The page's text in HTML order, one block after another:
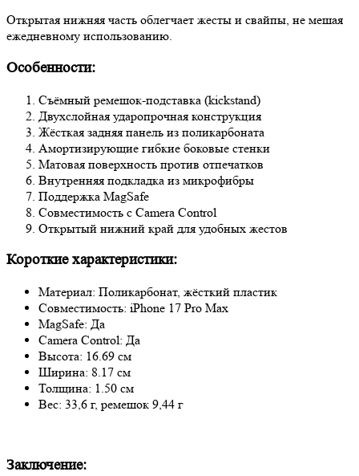
Открытая нижняя часть облегчает жесты и свайпы, не мешая
ежедневному использованию.
Особенности:
Съёмный ремешок-подставка (kickstand)
Двухслойная ударопрочная конструкция
Жёсткая задняя панель из поликарбоната
Амортизирующие гибкие боковые стенки
Матовая поверхность против отпечатков
Внутренняя подкладка из микрофибры
Поддержка MagSafe
Совместимость с Camera Control
Открытый нижний край для удобных жестов
Короткие характеристики:
Материал: Поликарбонат, жёсткий пластик
Совместимость: iPhone 17 Pro Max
MagSafe: Да
Camera Control: Да
Высота: 16.69 см
Ширина: 8.17 см
Толщина: 1.50 см
Вес: 33,6 г, ремешок 9,44 г
Заключение: